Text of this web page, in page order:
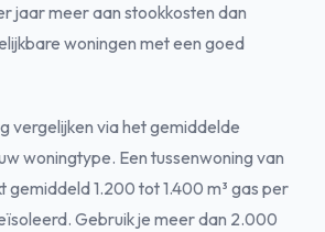
jaar meer aan stookkosten dan
woningen met een goed
vergelijken via het gemiddelde
woningtype. Een tussenwoning van
gemiddeld 1.200 tot 1.400 m³ gas per
Gebruik je meer dan 2.000